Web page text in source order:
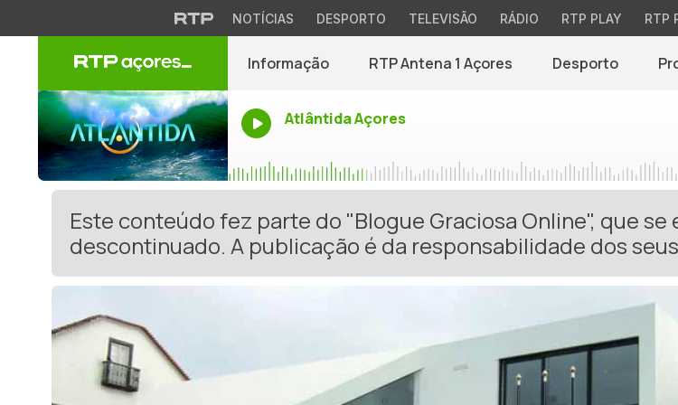
NOTÍCIAS DESPORTO TELEVISÃO RÁDIO RTP PLAY RTP
Informação RTP Antena 1 Açores Desporto
Atlântida Açores
Este conteúdo fez parte do "Blogue Graciosa Online", que se
descontinuado. A publicação é da responsabilidade dos